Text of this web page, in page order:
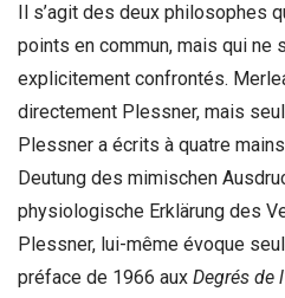
Il s’agit des deux philosophes
points en commun, mais qui ne
explicitement confrontés.
directement Plessner, mais
Plessner a écrits à quatre
Deutung des mimischen
physiologische Erklärung des
Plessner, lui-même évoque
préface de 1966 aux Degrés de